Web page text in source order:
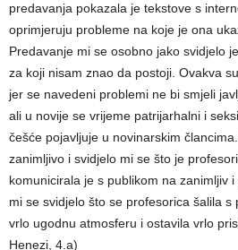
predavanja pokazala je tekstove s
oprimjeruju probleme na koje je ona
Predavanje mi se osobno jako svidjelo
za koji nisam znao da postoji. Ovakva
jer se navedeni problemi ne bi smjeli
ali u novije se vrijeme patrijarhalni i
češće pojavljuje u novinarskim
zanimljivo i svidjelo mi se što je
komunicirala je s publikom na zanimljiv
mi se svidjelo što se profesorica šalila
vrlo ugodnu atmosferu i ostavila vrlo
Henezi, 4.a)